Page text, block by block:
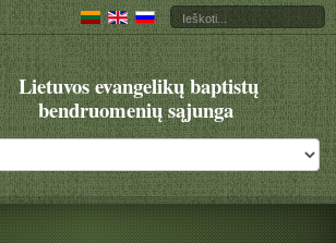
Lietuvos evangelikų baptistų
bendruomenių sąjunga